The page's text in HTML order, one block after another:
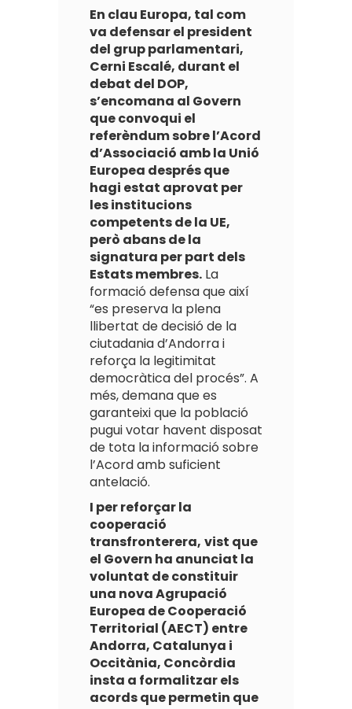
En clau Europa, tal com
va defensar el president
del grup parlamentari,
Cerni Escalé, durant el
debat del DOP,
s’encomana al Govern
que convoqui el
referèndum sobre l’Acord
d’Associació amb la Unió
Europea després que
hagi estat aprovat per
les institucions
competents de la UE,
però abans de la
signatura per part dels
Estats membres. La
formació defensa que així
“es preserva la plena
llibertat de decisió de la
ciutadania d’Andorra i
reforça la legitimitat
democràtica del procés”. A
més, demana que es
garanteixi que la població
pugui votar havent disposat
de tota la informació sobre
l’Acord amb suficient
antelació.
I per reforçar la
cooperació
transfronterera, vist que
el Govern ha anunciat la
voluntat de constituir
una nova Agrupació
Europea de Cooperació
Territorial (AECT) entre
Andorra, Catalunya i
Occitània, Concòrdia
insta a formalitzar els
acords que permetin que